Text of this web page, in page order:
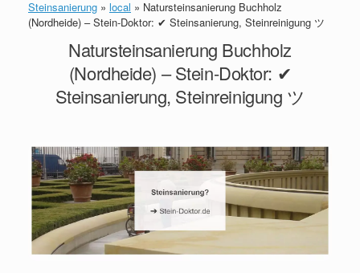
Steinsanierung » local » Natursteinsanierung Buchholz
(Nordheide) – Stein-Doktor: ✔ Steinsanierung, Steinreinigung ツ
Natursteinsanierung Buchholz
(Nordheide) – Stein-Doktor: ✔
Steinsanierung, Steinreinigung ツ